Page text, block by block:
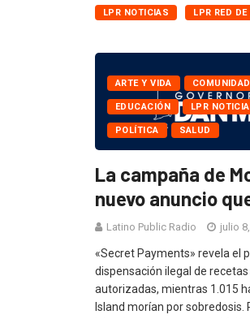
LPR NOTICIAS LPR RED
ARTE Y VIDA COMUNIDAD
EDUCACIÓN LPR
POLÍTICA SALUD
La campaña de
nuevo anuncio
Latino Public Radio julio
«Secret Payments» revela el
dispensación ilegal de
autorizadas, mientras 1.015
Island morían por sobredosis.